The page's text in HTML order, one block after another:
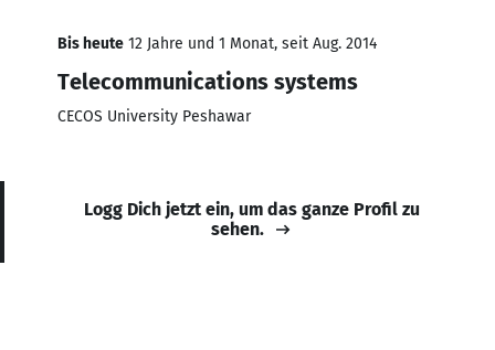
Bis heute 12 Jahre und 1 Monat, seit Aug. 2014
Telecommunications systems
CECOS University Peshawar
Logg Dich jetzt ein, um das ganze Profil zu
sehen.